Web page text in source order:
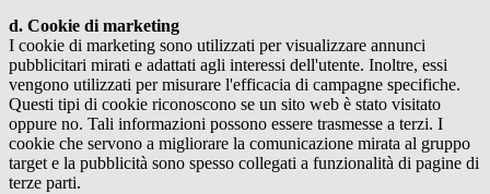
d. Cookie di marketing
I cookie di marketing sono utilizzati per visualizzare annunci
pubblicitari mirati e adattati agli interessi dell'utente. Inoltre, essi
vengono utilizzati per misurare l'efficacia di campagne specifiche.
Questi tipi di cookie riconoscono se un sito web è stato visitato
oppure no. Tali informazioni possono essere trasmesse a terzi. I
cookie che servono a migliorare la comunicazione mirata al gruppo
target e la pubblicità sono spesso collegati a funzionalità di pagine di
terze parti.